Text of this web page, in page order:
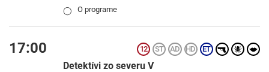
◯ O programe
17:00
Detektívi zo severu V